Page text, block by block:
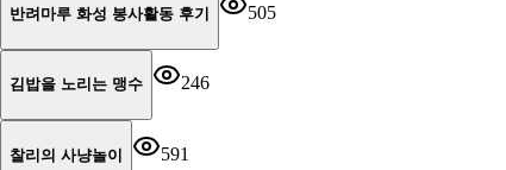
반려마루 화성 봉사활동 후기 505
김밥을 노리는 맹수 246
찰리의 사냥놀이 591